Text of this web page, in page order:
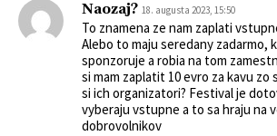
Naozaj? 18. augusta 2023, 15:50
To znamena ze nam zaplati
Alebo to maju seredany zadarmo,
sponzoruje a robia na tom
si mam zaplatit 10 evro za kavu
si ich organizatori? Festival je
vyberaju vstupne a to sa hraju na
dobrovolnikov